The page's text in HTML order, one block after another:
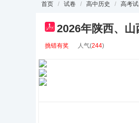
首页 / 试卷 / 高中历史 / 高考
pdf 2026年陕西、
挑错有奖 人气(244)